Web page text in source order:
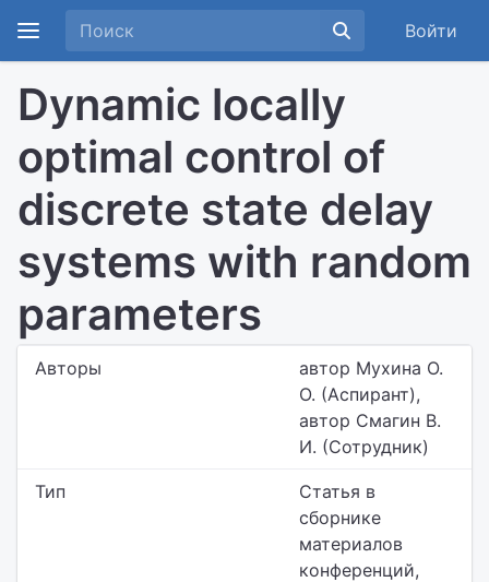
Войти
Dynamic locally
optimal control of
discrete state delay
systems with random
parameters
Авторы
автор Мухина О.
О. (Аспирант),
автор Смагин В.
И. (Сотрудник)
Тип
Статья в
сборнике
материалов
конференций,